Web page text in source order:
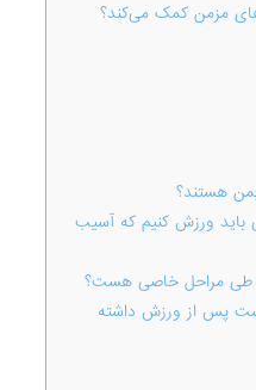
مزمن کمک می‌کند؟
هستند؟
ورزش کنیم که آسیب
طی مراحل خاصی هست؟
پس از ورزش داشته